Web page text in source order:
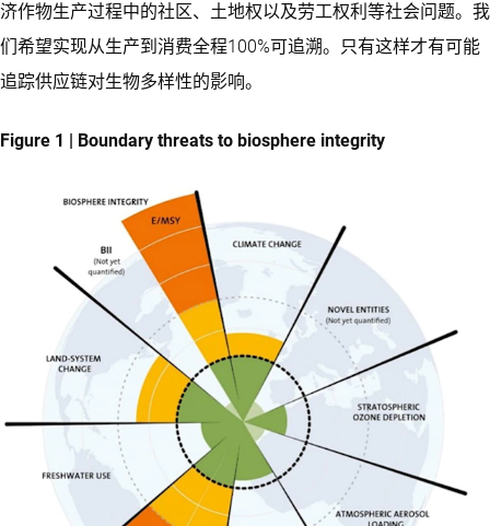
济作物生产过程中的社区、土地权以及劳工权利等社会问题。我
们希望实现从生产到消费全程100%可追溯。只有这样才有可能
追踪供应链对生物多样性的影响。
Figure 1 | Boundary threats to biosphere integrity